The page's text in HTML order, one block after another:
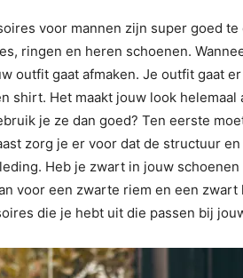
voor mannen zijn super goed
ringen en heren schoenen.
outfit gaat afmaken. Je outfit gaat
shirt. Het maakt jouw look
je ze dan goed? Ten eerste
zorg je er voor dat de structuur
Heb je zwart in jouw
voor een zwarte riem en een
die je hebt uit die passen bij